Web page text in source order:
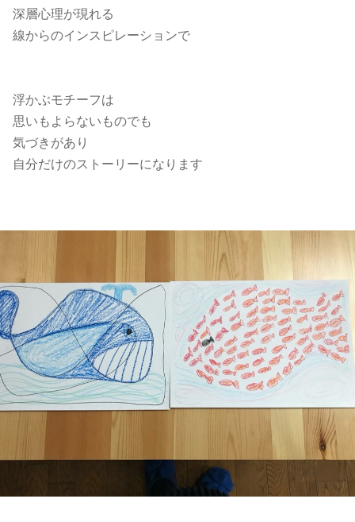
深層心理が現れる
線からのインスピレーションで
浮かぶモチーフは
思いもよらないものでも
気づきがあり
自分だけのストーリーになります